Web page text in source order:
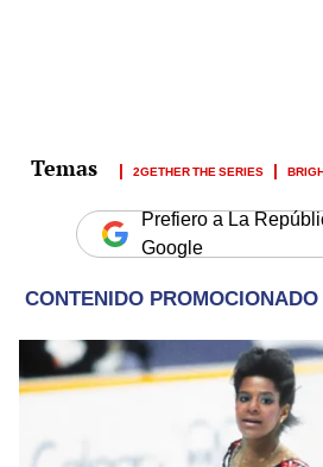
2GETHER THE SERIES
Prefiero a La
Google